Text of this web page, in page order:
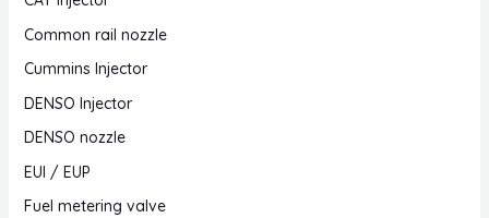
Common rail nozzle
Cummins Injector
DENSO Injector
DENSO nozzle
EUI / EUP
Fuel metering valve